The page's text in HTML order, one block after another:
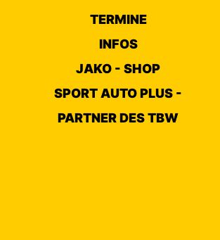
TERMINE
INFOS
JAKO - SHOP
SPORT AUTO PLUS -
PARTNER DES TBW